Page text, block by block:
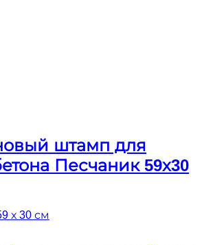
штамп для
Песчаник 59х30
х 30 см